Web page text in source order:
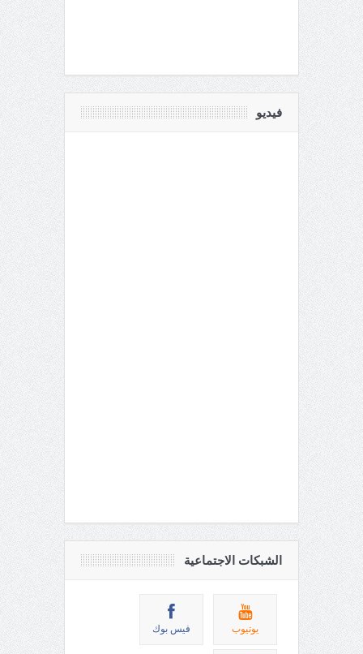
فيديو
الشبكات الاجتماعية
يوتيوب فيس بوك